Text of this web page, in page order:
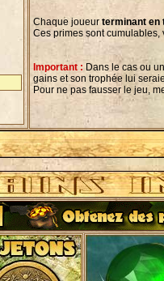
Chaque joueur terminant en
Ces primes sont
Important : Dans le cas ou
gains et son trophée lui
Pour ne pas fausser le jeu,